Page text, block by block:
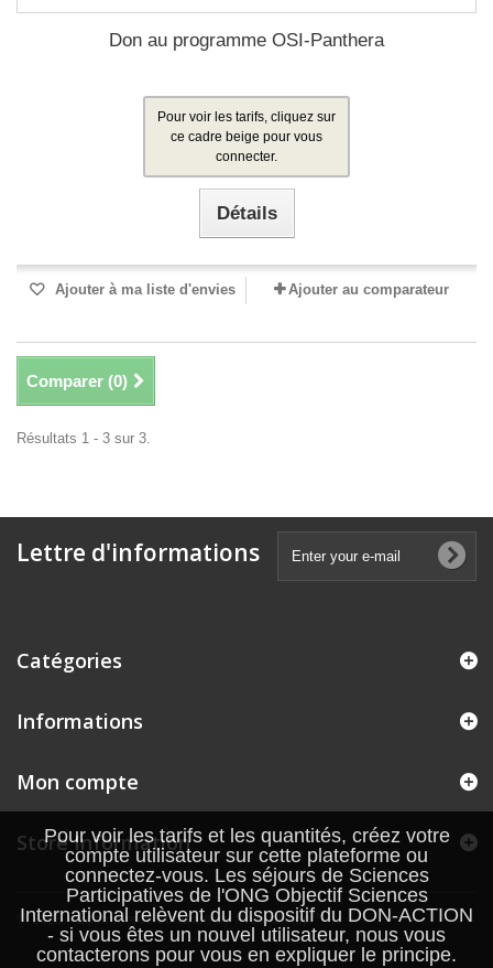
Pour voir les tarifs et les quantités, créez votre
compte utilisateur sur cette plateforme ou
connectez-vous. Les séjours de Sciences
Participatives de l'ONG Objectif Sciences
International relèvent du dispositif du DON-ACTION
- si vous êtes un nouvel utilisateur, nous vous
contacterons pour vous en expliquer le principe.
Don au programme OSI-Panthera
Pour voir les tarifs, cliquez sur
ce cadre beige pour vous
connecter.
Détails
Ajouter à ma liste d'envies Ajouter au comparateur
Comparer (0)
Résultats 1 - 3 sur 3.
Lettre d'informations
Catégories
Informations
© 2026 - Ecommerce software by PrestaShop™
Mon compte
Store Information